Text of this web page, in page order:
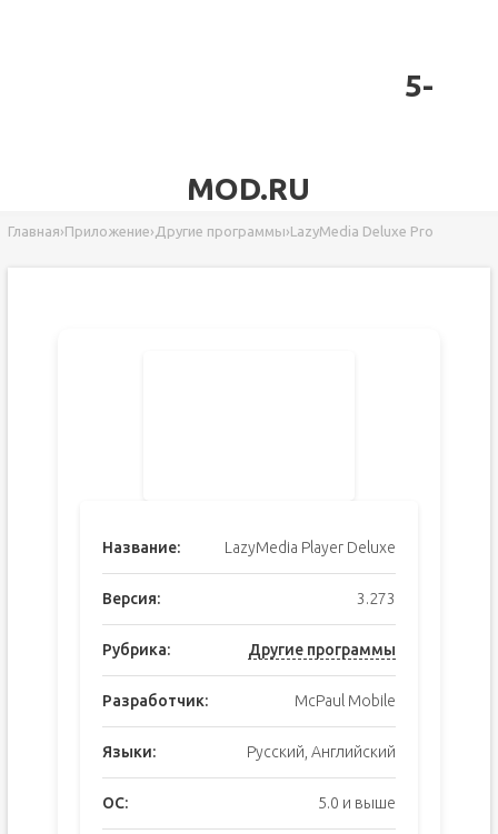
5-
MOD.RU
Главная›Приложение› Другие программы›LazyMedia Deluxe Pro
Название: LazyMedia Player Deluxe
Версия: 3.273
Рубрика: Другие программы
Разработчик: McPaul Mobile
Языки: Русский, Английский
ОС: 5.0 и выше